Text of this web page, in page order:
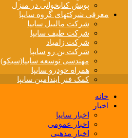
پویش کتابخوانی در منزل
معرفی شرکتهای گروه سایپا
شرکت مالیبل سایپا
شرکت طیف سایپا
شرکت زامیاد
شرکت بن رو سایپا
مهندسی توسعه سایپا(سیکو)
همراه خودرو سایپا
کمک فنر ایندامین سایپا
خانه
اخبار
اخبار سایپا
اخبار عمومی
اخبار مذهبی